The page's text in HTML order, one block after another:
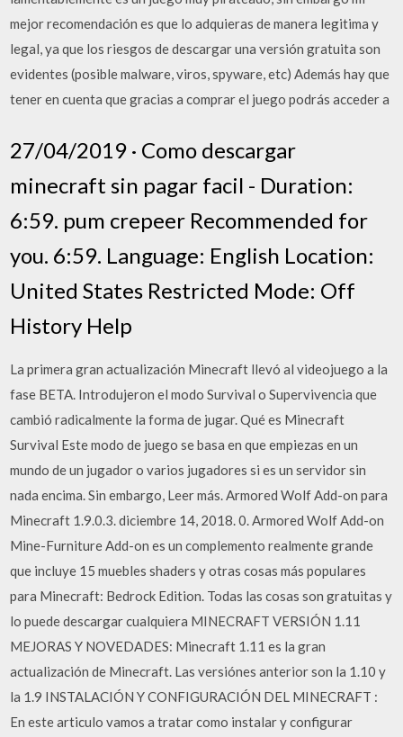
mejor recomendación es que lo adquieras de manera legitima y
legal, ya que los riesgos de descargar una versión gratuita son
evidentes (posible malware, viros, spyware, etc) Además hay que
tener en cuenta que gracias a comprar el juego podrás acceder a
27/04/2019 · Como descargar
minecraft sin pagar facil - Duration:
6:59. pum crepeer Recommended for
you. 6:59. Language: English Location:
United States Restricted Mode: Off
History Help
La primera gran actualización Minecraft llevó al videojuego a la
fase BETA. Introdujeron el modo Survival o Supervivencia que
cambió radicalmente la forma de jugar. Qué es Minecraft
Survival Este modo de juego se basa en que empiezas en un
mundo de un jugador o varios jugadores si es un servidor sin
nada encima. Sin embargo, Leer más. Armored Wolf Add-on para
Minecraft 1.9.0.3. diciembre 14, 2018. 0. Armored Wolf Add-on
Mine-Furniture Add-on es un complemento realmente grande
que incluye 15 muebles shaders y otras cosas más populares
para Minecraft: Bedrock Edition. Todas las cosas son gratuitas y
lo puede descargar cualquiera MINECRAFT VERSIÓN 1.11
MEJORAS Y NOVEDADES: Minecraft 1.11 es la gran
actualización de Minecraft. Las versiónes anterior son la 1.10 y
la 1.9 INSTALACIÓN Y CONFIGURACIÓN DEL MINECRAFT :
En este articulo vamos a tratar como instalar y configurar